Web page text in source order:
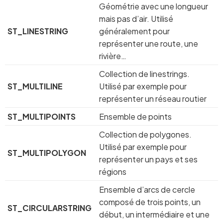
ST_LINESTRING
Géométrie avec une longueur
mais pas d’air. Utilisé
généralement pour
représenter une route, une
rivière…
ST_MULTILINE
Collection de linestrings.
Utilisé par exemple pour
représenter un réseau routier
ST_MULTIPOINTS
Ensemble de points
ST_MULTIPOLYGON
Collection de polygones.
Utilisé par exemple pour
représenter un pays et ses
régions
ST_CIRCULARSTRING
Ensemble d’arcs de cercle
composé de trois points, un
début, un intermédiaire et une